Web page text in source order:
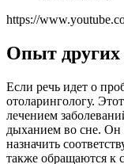
https://
Опыт других
Если речь идет о
отоларингологу.
лечением
дыханием во сне. Он
назначить
также обращаются к